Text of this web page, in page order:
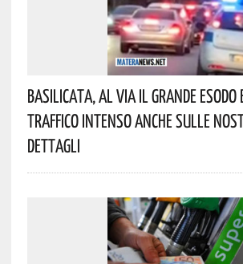
Basilicata, Al Via Il Grande Esodo
Traffico Intenso Anche Sulle
Dettagli